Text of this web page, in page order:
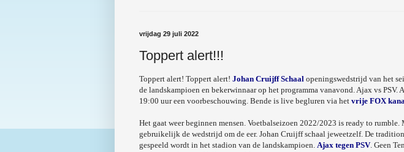
vrijdag 29 juli 2022
Toppert alert!!!
Toppert alert! Toppert alert! Johan Cruijff Schaal openingswedstrijd van het
de landskampioen en bekerwinnaar op het programma vanavond. Ajax vs PSV.
19:00 uur een voorbeschouwing. Bende is live begluren via het vrije FOX
Het gaat weer beginnen mensen. Voetbalseizoen 2022/2023 is ready to rumble.
gebruikelijk de wedstrijd om de eer. Johan Cruijff schaal jeweetzelf. De
gespeeld wordt in het stadion van de landskampioen. Ajax tegen PSV. Geen